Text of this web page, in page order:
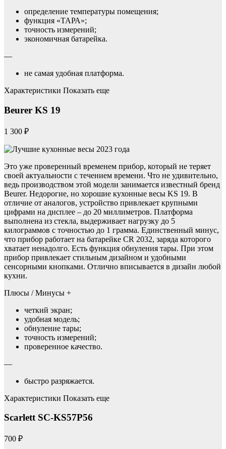
определение температуры помещения;
функция «ТАРА»;
точность измерений;
экономичная батарейка.
—
не самая удобная платформа.
Характеристики Показать еще
Beurer KS 19
1 300 ₽
Это уже проверенный временем прибор, который не теряет
своей актуальности с течением времени. Что не удивительно,
ведь производством этой модели занимается известный бренд
Beurer. Недорогие, но хорошие кухонные весы KS 19. В
отличие от аналогов, устройство привлекает крупными
цифрами на дисплее – до 20 миллиметров. Платформа
выполнена из стекла, выдерживает нагрузку до 5
килограммов с точностью до 1 грамма. Единственный минус,
что прибор работает на батарейке CR 2032, заряда которого
хватает ненадолго. Есть функция обнуления тары. При этом
прибор привлекает стильным дизайном и удобными
сенсорными кнопками. Отлично вписывается в дизайн любой
кухни.
Плюсы / Минусы +
четкий экран;
удобная модель;
обнуление тары;
точность измерений;
проверенное качество.
—
быстро разряжается.
Характеристики Показать еще
Scarlett SC-KS57P56
700 ₽